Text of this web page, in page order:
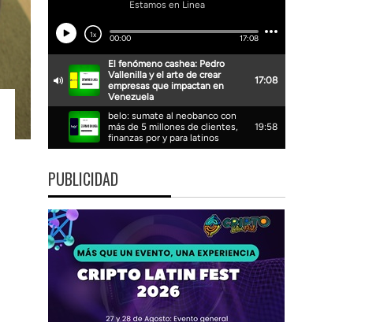
PUBLICIDAD